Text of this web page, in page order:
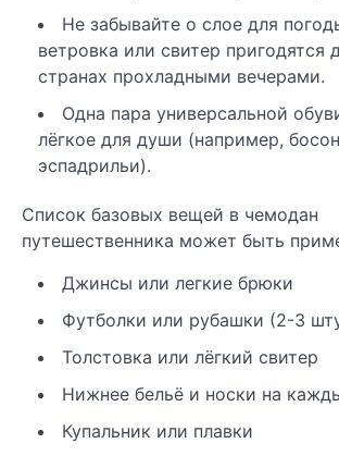
Не забывайте о слое для
ветровка или свитер пригодятся
странах прохладными вечерами.
Одна пара универсальной
лёгкое для души (например,
эспадрильи).
Список базовых вещей в чемодан
путешественника может быть
Джинсы или легкие брюки
Футболки или рубашки (2-3
Толстовка или лёгкий свитер
Нижнее бельё и носки на
Купальник или плавки